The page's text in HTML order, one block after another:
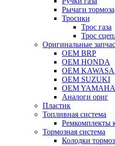
Рычаги
Тросики
Трос газа
Трос
Оригинальные
OEM BRP
OEM HONDA
OEM
OEM SUZUKI
OEM YAMAHA
Аналоги ориг
Пластик
Топливная система
Ремкомплекты
Тормозная система
Колодки